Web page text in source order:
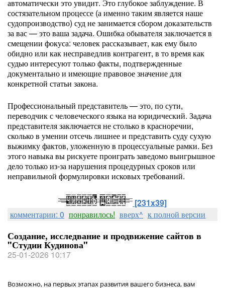
автоматически это увидит. Это глубокое заблуждение. В
состязательном процессе (а именно таким является наше
судопроизводство) суд не занимается сбором доказательств
за вас — это ваша задача. Ошибка обывателя заключается в
смещении фокуса: человек рассказывает, как ему было
обидно или как несправедлив контрагент, в то время как
судью интересуют только факты, подтвержденные
документально и имеющие правовое значение для
конкретной статьи закона.
Профессиональный представитель — это, по сути,
переводчик с человеческого языка на юридический. Задача
представителя заключается не столько в красноречии,
сколько в умении отсечь лишнее и представить суду сухую
выжимку фактов, уложенную в процессуальные рамки. Без
этого навыка вы рискуете проиграть заведомо выигрышное
дело только из-за нарушения процедурных сроков или
неправильной формулировки исковых требований.
[231x39]
комментарии: 0 понравилось! вверх^ к полной версии
Создание, исследвание и продвижение сайтов в
"Студии Кудинова"
25-01-2026 10:17
Возможно, на первых этапах развития вашего бизнеса, вам